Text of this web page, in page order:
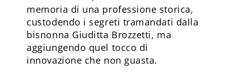
memoria di una professione storica,
custodendo i segreti tramandati dalla
bisnonna Giuditta Brozzetti, ma
aggiungendo quel tocco di
innovazione che non guasta.